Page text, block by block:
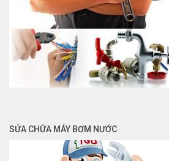
SỬA CHỮA MÁY BƠM NƯỚC